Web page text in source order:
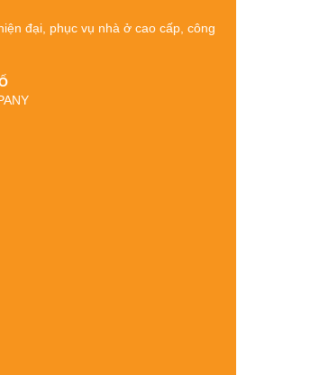
đại, phục vụ nhà ở cao cấp, công